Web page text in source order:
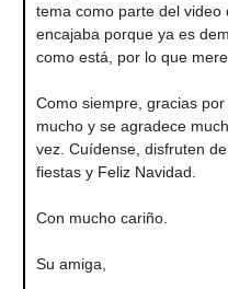
tema como parte del video
encajaba porque ya es
como está, por lo que
Como siempre, gracias
mucho y se agradece
vez. Cuídense, disfruten
fiestas y Feliz Navidad.
Con mucho cariño.
Su amiga,